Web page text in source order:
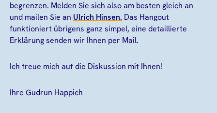
begrenzen. Melden Sie sich also am besten gleich an
und mailen Sie an Ulrich Hinsen. Das Hangout
funktioniert übrigens ganz simpel, eine detaillierte
Erklärung senden wir Ihnen per Mail.
Ich freue mich auf die Diskussion mit Ihnen!
Ihre Gudrun Happich